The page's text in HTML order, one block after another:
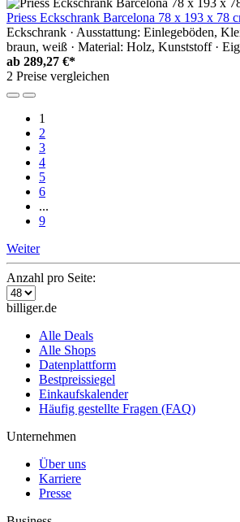
Priess Eckschrank Barcelona 78 x 193 x 78
Eckschrank · Ausstattung: Einlegeböden,
braun, weiß · Material: Holz, Kunststoff ·
ab 289,27 €*
2 Preise vergleichen
1
2
3
4
5
6
...
9
Weiter
Anzahl pro Seite:
billiger.de
Alle Deals
Alle Shops
Datenplattform
Bestpreissiegel
Einkaufskalender
Häufig gestellte Fragen (FAQ)
Unternehmen
Über uns
Karriere
Presse